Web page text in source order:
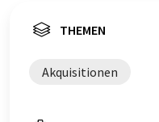
LUMITOS bietet diese
Nachrichten zu
automatischer
THEMEN
Akquisitionen